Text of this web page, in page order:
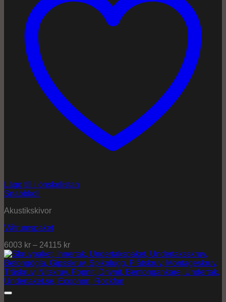
Lägg till i önskelistan
Snabbkoll
Akustikskivor
Våtrumspaket
6003 kr – 24115 kr